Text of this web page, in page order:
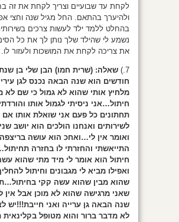
לקחת עד שבועיים וצריך לקחת את זה
ולהיערך בהתאם. החל מגיל שנה וחצי
בהחלט ללמד ילד לעשות צרכים
נשמע לי שהילד שלך נותן לך את כל
את צריכה לקחת את המושכות ולעזור לו.
7.)
שאלה: (שרית חמו) הבן שלי בן
חודשים הוא שנה הבאה נכנס לגן
מלחיץ אותי שהוא לא גמול כי שם לא
חיתול…אני ניסיתי לגמול אותו
תחתונים כל פעם אני שואלת אותו אם
לשירותים ואנחנו הולכים הוא יושב
ואומר אין לי…ואחכ הוא עושה
התייאשתי והחזרתי לו בחזרה
חיתול הוא אומר לי מיד מתי שהוא
ואפילו מביא לי מגבונים וחיתול
שהוא מבין שהוא עשה קקי
שאני מרגישה שהוא לא מוכן אבל אין
שנה הבאה גן ערייה ואני חייבת!!!יש
לא מדבר ברור והוא מטופל